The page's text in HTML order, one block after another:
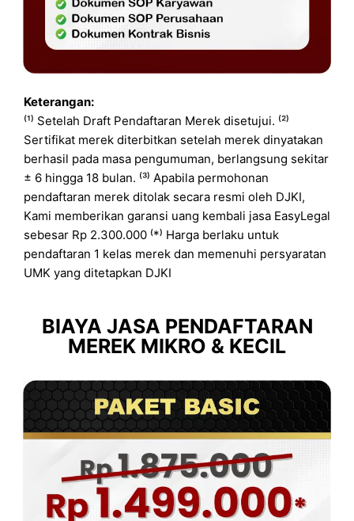
Keterangan:
⁽¹⁾ Setelah Draft Pendaftaran Merek disetujui. ⁽²⁾
Sertifikat merek diterbitkan setelah merek dinyatakan
berhasil pada masa pengumuman, berlangsung sekitar
± 6 hingga 18 bulan. ⁽³⁾ Apabila permohonan
pendaftaran merek ditolak secara resmi oleh DJKI,
Kami memberikan garansi uang kembali jasa EasyLegal
sebesar Rp 2.300.000 ⁽*⁾ Harga berlaku untuk
pendaftaran 1 kelas merek dan memenuhi persyaratan
UMK yang ditetapkan DJKI
BIAYA JASA PENDAFTARAN
MEREK MIKRO & KECIL